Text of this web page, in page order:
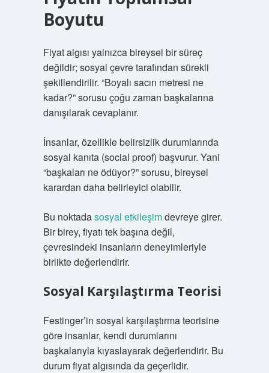
Boyutu
Fiyat algısı yalnızca bireysel bir süreç
değildir; sosyal çevre tarafından sürekli
şekillendirilir. “Boyalı sacın metresi ne
kadar?” sorusu çoğu zaman başkalarına
danışılarak cevaplanır.
İnsanlar, özellikle belirsizlik durumlarında
sosyal kanıta (social proof) başvurur. Yani
“başkaları ne ödüyor?” sorusu, bireysel
karardan daha belirleyici olabilir.
Bu noktadasosyal etkileşimdevreye girer.
Bir birey, fiyatı tek başına değil,
çevresindeki insanların deneyimleriyle
birlikte değerlendirir.
Sosyal Karşılaştırma Teorisi
Festinger’in sosyal karşılaştırma teorisine
göre insanlar, kendi durumlarını
başkalarıyla kıyaslayarak değerlendirir. Bu
durum fiyat algısında da geçerlidir.